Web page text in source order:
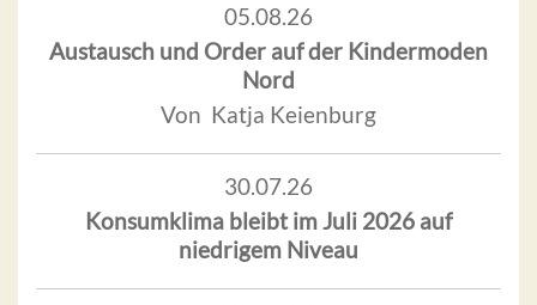
05.08.26
Austausch und Order auf der Kindermoden
Nord
Von Katja Keienburg
30.07.26
Konsumklima bleibt im Juli 2026 auf
niedrigem Niveau